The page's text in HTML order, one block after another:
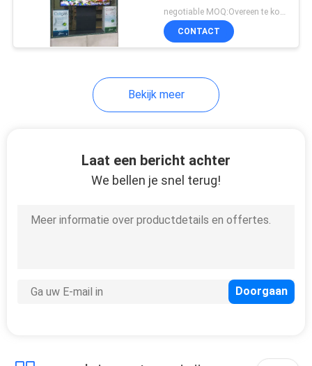
Smalle Vattingslcd
Helderheidslcd
netenopslag Vertoning
negotiable MOQ:Overeen te komen
CONTACT
Bekijk meer
Laat een bericht achter
We bellen je snel terug!